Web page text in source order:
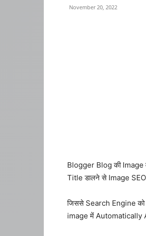
November 20, 2022
Blogger Blog की Image
Title डालने से Image SEO
जिससे Search Engine को
image में Automatically